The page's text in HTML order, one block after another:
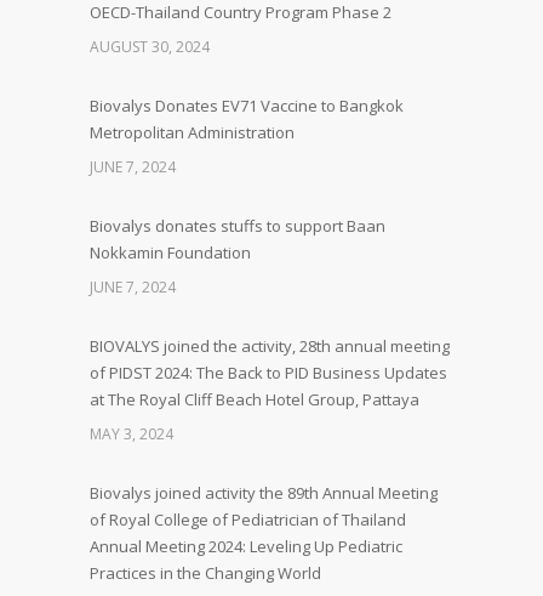
OECD-Thailand Country Program Phase 2
AUGUST 30, 2024
Biovalys Donates EV71 Vaccine to Bangkok
Metropolitan Administration
JUNE 7, 2024
Biovalys donates stuffs to support Baan
Nokkamin Foundation
JUNE 7, 2024
BIOVALYS joined the activity, 28th annual meeting
of PIDST 2024: The Back to PID Business Updates
at The Royal Cliff Beach Hotel Group, Pattaya
MAY 3, 2024
Biovalys joined activity the 89th Annual Meeting
of Royal College of Pediatrician of Thailand
Annual Meeting 2024: Leveling Up Pediatric
Practices in the Changing World